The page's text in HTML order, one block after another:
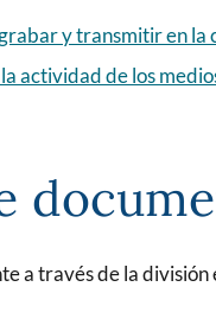
y transmitir en la
actividad de los
a través de la división